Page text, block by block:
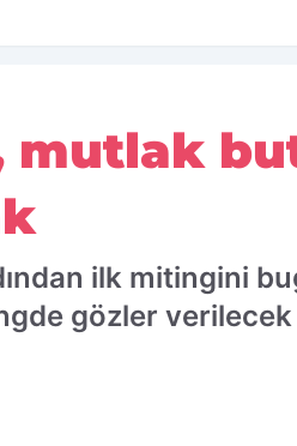
mutlak
ilk mitingini
gözler